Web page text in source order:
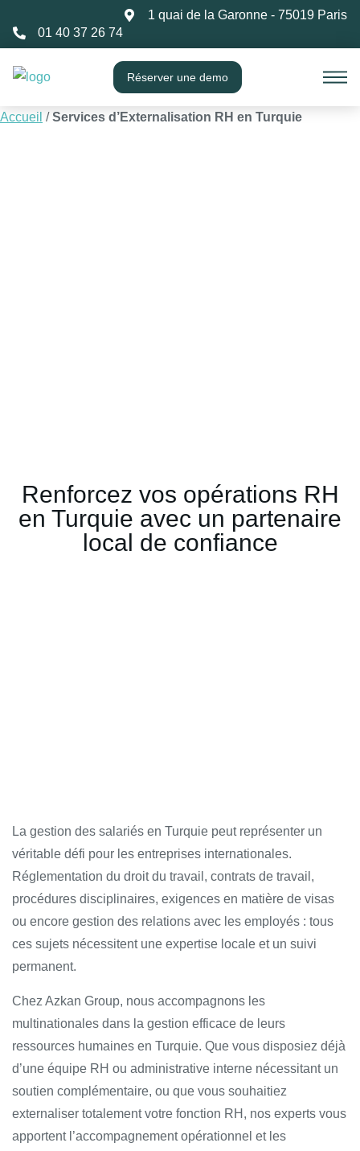
1 quai de la Garonne - 75019 Paris
01 40 37 26 74
Réserver une demo
Accueil /Services d’Externalisation RH en Turquie
Services
Renforcez vos opérations RH
en Turquie avec un partenaire
local de confiance
La gestion des salariés en Turquie peut représenter un
véritable défi pour les entreprises internationales.
Réglementation du droit du travail, contrats de travail,
procédures disciplinaires, exigences en matière de visas
ou encore gestion des relations avec les employés : tous
ces sujets nécessitent une expertise locale et un suivi
permanent.
Chez Azkan Group, nous accompagnons les
multinationales dans la gestion efficace de leurs
ressources humaines en Turquie. Que vous disposiez déjà
d’une équipe RH ou administrative interne nécessitant un
soutien complémentaire, ou que vous souhaitiez
externaliser totalement votre fonction RH, nos experts vous
apportent l’accompagnement opérationnel et les